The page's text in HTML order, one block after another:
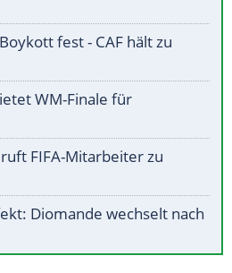
fest - CAF hält zu
WM-Finale für
FIFA-Mitarbeiter zu
Diomande wechselt nach